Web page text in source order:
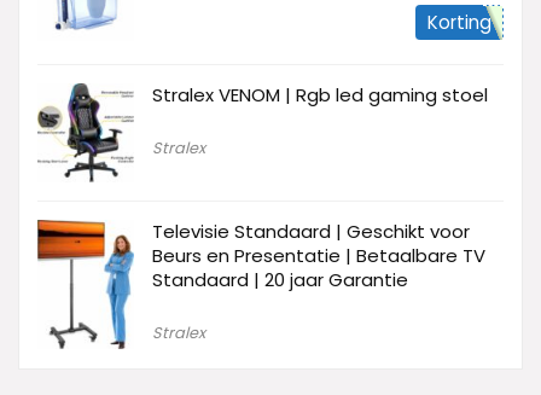
Korting
Stralex VENOM | Rgb led gaming stoel
Stralex
Televisie Standaard | Geschikt voor
Beurs en Presentatie | Betaalbare TV
Standaard | 20 jaar Garantie
Stralex